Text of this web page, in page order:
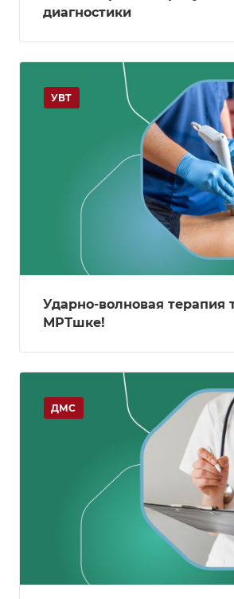
диагностики
Ударно-волновая терапия
МРТшке!
УВТ
ДМС